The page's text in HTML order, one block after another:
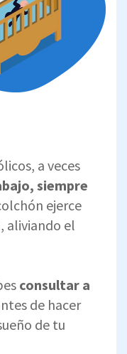
a veces
siempre
ejerce
aliviando el
consultar a
de hacer
de tu